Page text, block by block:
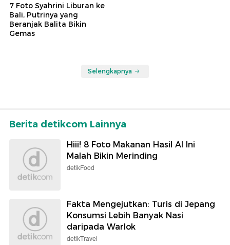
7 Foto Syahrini Liburan ke
Bali, Putrinya yang
Beranjak Balita Bikin
Gemas
Selengkapnya
Berita detikcom Lainnya
Hiii! 8 Foto Makanan Hasil AI Ini
Malah Bikin Merinding
detikFood
Fakta Mengejutkan: Turis di Jepang
Konsumsi Lebih Banyak Nasi
daripada Warlok
detikTravel